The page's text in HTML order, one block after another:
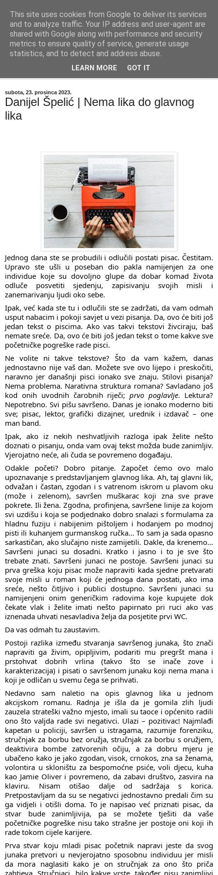
"Kvaka"
Časopis za književnost ISSN 2459-5632
subota, 23. prosinca 2023.
Danijel Špelić | Nema lika do glavnog
lika
Jednog dana ste se probudili i odlučili postati pisac. Čestitam.
Upravo ste ušli u poseban dio pakla namijenjen za one
individue koje su dovoljno glupe da dobar komad života
odluče posvetiti sjedenju, zapisivanju svojih misli i
zanemarivanju ljudi oko sebe.
Ipak, već kada ste tu i odlučili ste se zadržati, da vam odmah
usput nabacim i pokoji savjet u vezi pisanja. Da, ovo će biti još
jedan tekst o piscima. Ako vas takvi tekstovi živciraju, baš
nemate sreće. Da, ovo će biti još jedan tekst o tome kakve sve
početničke pogreške rade pisci.
Ne volite ni takve tekstove? Što da vam kažem, danas
jednostavno nije vaš dan. Možete sve ovo lijepo i preskočiti,
naravno jer današnji pisci ionako sve znaju. Stilovi pisanja?
Nema problema. Narativna struktura romana? Savladano još
kod onih uvodnih čarobnih riječi;prvo poglavlje. Lektura?
Nepotrebno. Svi pišu savršeno. Danas je ionako moderno biti
sve; pisac, lektor, grafički dizajner, urednik i izdavač – one
man band.
Ipak, ako iz nekih neshvatljivih razloga ipak želite nešto
doznati o pisanju, onda vam ovaj tekst možda bude zanimljiv.
Vjerojatno neće, ali čuda se povremeno događaju.
Odakle početi? Dobro pitanje. Započet ćemo ovo malo
upoznavanje s predstavljanjem glavnog lika. Ah, taj glavni lik,
odvažan i častan, zgodan i s vatrenom iskrom u plavom oku
(može i zelenom), savršen muškarac koji zna sve prave
pokrete. Ili žena. Zgodna, profinjena, savršene linije za kojom
svi uzdišu i koja se podjednako dobro snalazi s formulama za
hladnu fuziju i nabijenim pištoljem i hodanjem po modnoj
pisti ili kuhanjem gurmanskog ručka… To sam ja sada opasno
sarkastičan, ako slučajno niste zamijetili. Dakle, da krenemo…
Savršeni junaci su dosadni. Kratko i jasno i to je sve što
trebate znati. Savršeni junaci ne postoje. Savršeni junaci su
prva greška koju pisac može napraviti kada sjedne pretvarati
svoje misli u roman koji će jednoga dana postati, ako ima
sreće, nešto čitljivo i publici dostupno. Savršeni junaci su
namijenjeni onim generičkim radovima koje kupujete dok
čekate vlak i želite imati nešto papirnato pri ruci ako vas
iznenada uhvati nesavladiva želja da posjetite prvi WC.
Da vas odmah tu zaustavim.
Postoji razlika između stvaranja savršenog junaka, što znači
napraviti ga živim, opipljivim, podariti mu pregršt mana i
prstohvat dobrih vrlina (takvo što se inače zove i
karakterizacija) i pisati o savršenom junaku koji nema mana i
koji je odličan u svemu čega se prihvati.
Nedavno sam naletio na opis glavnog lika u jednom
akcijskom romanu. Radnja je išla da je gomila zlih ljudi
zauzela strateški važno mjesto, imali su taoce i općenito radili
ono što valjda rade svi negativci. Ulazi – pozitivac! Najmlađi
kapetan u policiji, savršen u istragama, razumije forenziku,
stručnjak za borbu bez oružja, stručnjak za borbu s oružjem,
deaktivira bombe zatvorenih očiju, a za dobru mjeru je
ubačeno kako je jako zgodan, visok, crnokos, zna sa ženama,
volontira u skloništu za bespomoćne psiće, voli djecu, kuha
kao Jamie Oliver i povremeno, da zabavi društvo, zasvira na
klaviru. Nisam otišao dalje od sadržaja s korica.
Pretpostavljam da su se negativci jednostavno predali čim su
ga vidjeli i otišli doma. To je napisao već priznati pisac, da
stvar bude zanimljivija, pa se možete tješiti da vaše
početničke pogreške nisu tako strašne jer postoje oni koji ih
rade tokom cijele karijere.
Prva stvar koju mladi pisac početnik napravi jeste da svog
junaka pretvori u nevjerojatno sposobnu individuu jer misli
da mora naglasiti kako je on stručnjak za ono što priča
zahtjeva. Stručnjaci, bilo kakve vrste, također nisu zanimljivi
This site uses cookies from Google to deliver its services
and to analyze traffic. Your IP address and user-agent are
shared with Google along with performance and security
metrics to ensure quality of service, generate usage
statistics, and to detect and address abuse.
LEARN MORE GOT IT